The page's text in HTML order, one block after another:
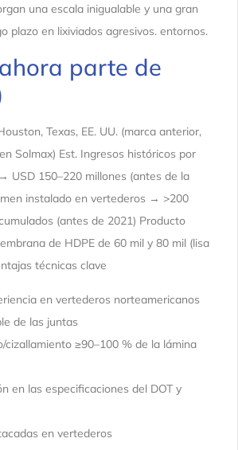
una escala inigualable y una gran
plazo en lixiviados agresivos. entornos.
parte de
Texas, EE. UU. (marca anterior,
Solmax) Est. Ingresos históricos por
USD 150–220 millones (antes de la
instalado en vertederos → >200
(antes de 2021) Producto
de HDPE de 60 mil y 80 mil (lisa
técnicas clave
en vertederos norteamericanos
de las juntas
cizallamiento ≥90–100 % de la lámina
en las especificaciones del DOT y
en vertederos